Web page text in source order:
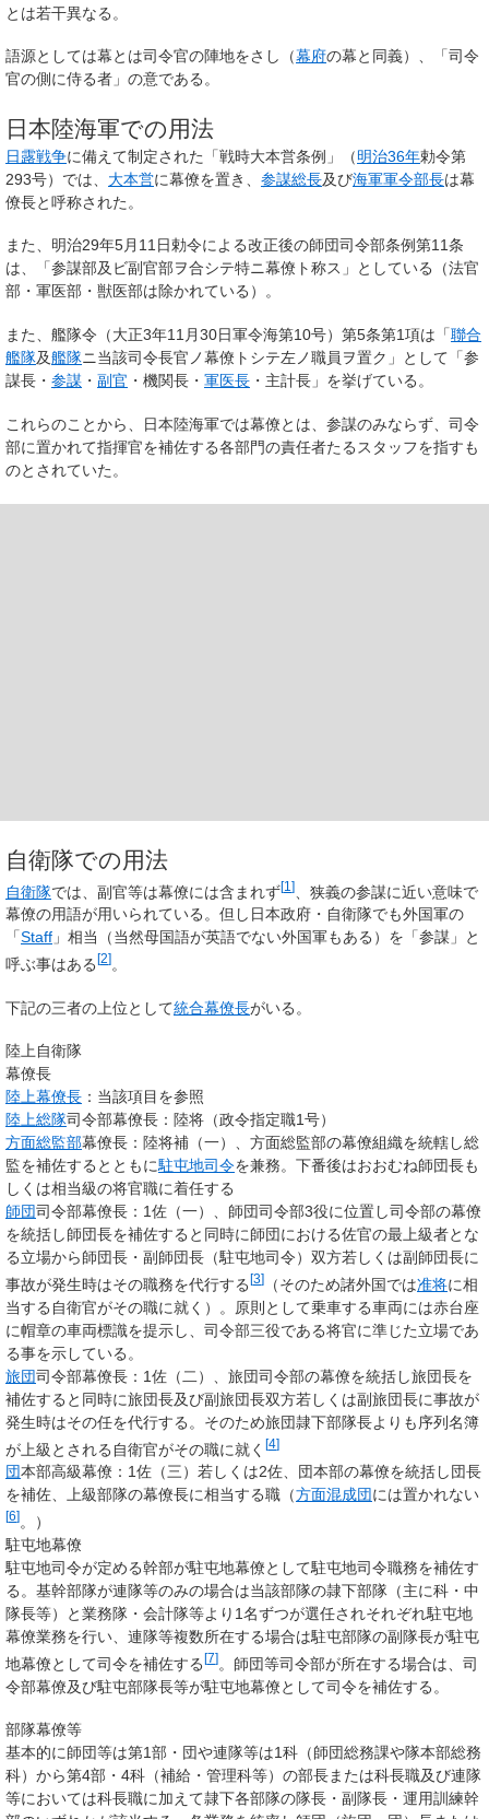
とは若干異なる。
語源としては幕とは司令官の陣地をさし（幕府の幕と同義）、「司令
官の側に侍る者」の意である。
日本陸海軍での用法
日露戦争に備えて制定された「戦時大本営条例」（明治36年勅令第
293号）では、 大本営に幕僚を置き、 参謀総長及び海軍軍令部長は幕
僚長と呼称された。
また、明治29年5月11日勅令による改正後の師団司令部条例第11条
は、「参謀部及ビ副官部ヲ合シテ特ニ幕僚ト称ス」としている（法官
部・軍医部・獣医部は除かれている）。
また、艦隊令（大正3年11月30日軍令海第10号）第5条第1項は「聯合
艦隊及艦隊ニ当該司令長官ノ幕僚トシテ左ノ職員ヲ置ク」として「参
謀長・ 参謀 ・ 副官 ・機関長・ 軍医長 ・主計長」を挙げている。
これらのことから、日本陸海軍では幕僚とは、参謀のみならず、司令
部に置かれて指揮官を補佐する各部門の責任者たるスタッフを指すも
のとされていた。
自衛隊での用法
自衛隊では、副官等は幕僚には含まれず[1 ]
、狭義の参謀に近い意味で
幕僚の用語が用いられている。但し日本政府・自衛隊でも外国軍の
「Staff 」相当（当然母国語が英語でない外国軍もある）を「参謀」と
呼ぶ事はある [2] 。
下記の三者の上位として統合幕僚長がいる。
陸上自衛隊
幕僚長
陸上幕僚長 ：当該項目を参照
陸上総隊司令部幕僚長：陸将（政令指定職1号）
方面総監部幕僚長：陸将補（一）、方面総監部の幕僚組織を統轄し総
監を補佐するとともに駐屯地司令を兼務。下番後はおおむね師団長も
しくは相当級の将官職に着任する
師団司令部幕僚長：1佐（一）、師団司令部3役に位置し司令部の幕僚
を統括し師団長を補佐すると同時に師団における佐官の最上級者とな
る立場から師団長・副師団長（駐屯地司令）双方若しくは副師団長に
事故が発生時はその職務を代行する [3] （そのため諸外国では准将に相
当する自衛官がその職に就く）。原則として乗車する車両には赤台座
に帽章の車両標識を提示し、司令部三役である将官に準じた立場であ
る事を示している。
旅団司令部幕僚長：1佐（二）、旅団司令部の幕僚を統括し旅団長を
補佐すると同時に旅団長及び副旅団長双方若しくは副旅団長に事故が
発生時はその任を代行する。そのため旅団隷下部隊長よりも序列名簿
が上級とされる自衛官がその職に就く [4]
団本部高級幕僚：1佐（三）若しくは2佐、団本部の幕僚を統括し団長
を補佐、上級部隊の幕僚長に相当する職（方面混成団には置かれない
[6] 。）
駐屯地幕僚
駐屯地司令が定める幹部が駐屯地幕僚として駐屯地司令職務を補佐す
る。基幹部隊が連隊等のみの場合は当該部隊の隷下部隊（主に科・中
隊長等）と業務隊・会計隊等より1名ずつが選任されそれぞれ駐屯地
幕僚業務を行い、連隊等複数所在する場合は駐屯部隊の副隊長が駐屯
地幕僚として司令を補佐する [7] 。師団等司令部が所在する場合は、司
令部幕僚及び駐屯部隊長等が駐屯地幕僚として司令を補佐する。
部隊幕僚等
基本的に師団等は第1部・団や連隊等は1科（師団総務課や隊本部総務
科）から第4部・4科（補給・管理科等）の部長または科長職及び連隊
等においては科長職に加えて隷下各部隊の隊長・副隊長・運用訓練幹